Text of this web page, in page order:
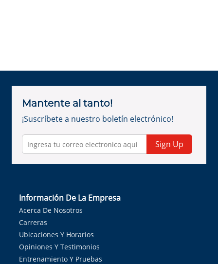
Mantente al tanto!
¡Suscríbete a nuestro boletín electrónico!
Sign Up
Información De La Empresa
Acerca De Nosotros
Carreras
Ubicaciones Y Horarios
Opiniones Y Testimonios
Entrenamiento Y Pruebas